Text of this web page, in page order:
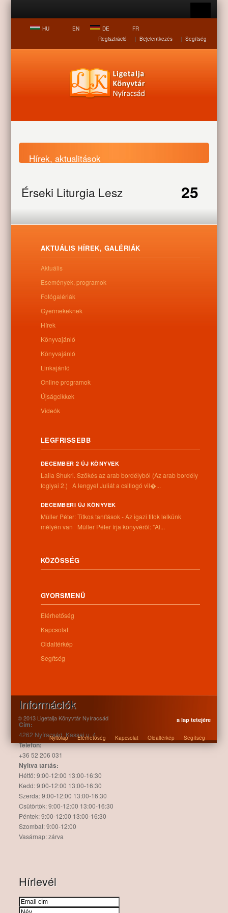
HU EN DE
FR
Regisztráció
| Bejelentkezés | Segítség
Hírek, aktualitások
Nyitólap Hírek, aktualitások
Érseki Liturgia Lesz
Nyíracsádon
Letöltés
25
Kapcsolódó anyagok
Nem található kapcsolódó anyag
Kategóriák:
Információk
Cím:
4262 Nyíracsád, Kassai u. 4.
Telefon:
+36 52 206 031
Nyitva tartás:
Hétfő: 9:00-12:00 13:00-16:30
Kedd: 9:00-12:00 13:00-16:30
Szerda: 9:00-12:00 13:00-16:30
Csütörtök: 9:00-12:00 13:00-16:30
Péntek: 9:00-12:00 13:00-16:30
Szombat: 9:00-12:00
Vasárnap: zárva
Hírlevél
AKTUÁLIS HÍREK, GALÉRIÁK
Aktuális
Események, programok
Fotógalériák
Gyermekeknek
Hírek
Könyvajánló
Könyvajánló
Linkajánló
Online programok
Újságcikkek
Videók
LEGFRISSEBB
DECEMBER 2 ÚJ KÖNYVEK
Laila Shukri. Szökés ​az arab bordélyból (Az arab bordély
foglyai 2.) A lengyel Juliát a csillogó vil�...
DECEMBERI ÚJ KÖNYVEK
Müller Péter: Titkos tanítások - Az igazi titok lelkünk
mélyén van Müller Péter írja könyvéről: "Al...
KÖZÖSSÉG
GYORSMENÜ
Elérhetőség
Kapcsolat
Oldaltérkép
Segítség
© 2013 Ligetalja Könyvtár Nyíracsád a lap tetejére
Nyitólap Elérhetőség Kapcsolat Oldaltérkép Segítség